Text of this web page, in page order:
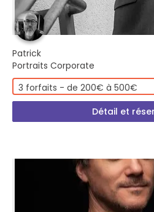
Patrick
Portraits Corporate
3 forfaits - de 200€ à 500€
Détail et